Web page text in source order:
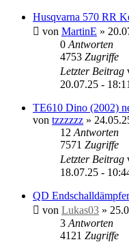
Husqvarna 570 RR
von MartinE »
0 Antworten
4753 Zugriffe
Letzter Beitrag
20.07.25 - 18:11
TE610 Dino (2002)
von tzzzzzz »
12 Antworten
7571 Zugriffe
Letzter Beitrag
18.07.25 -
QD
von Lukas03 »
3 Antworten
4121 Zugriffe